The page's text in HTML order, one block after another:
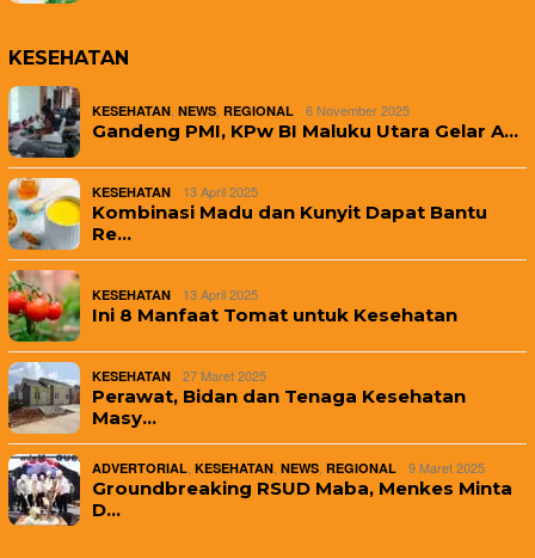
KESEHATAN
KESEHATAN NEWS REGIONAL 6 November 2025
Gandeng PMI, KPw BI Maluku Utara Gelar A…
KESEHATAN 13 April 2025
Kombinasi Madu dan Kunyit Dapat Bantu
Re…
KESEHATAN 13 April 2025
Ini 8 Manfaat Tomat untuk Kesehatan
KESEHATAN 27 Maret 2025
Perawat, Bidan dan Tenaga Kesehatan
Masy…
ADVERTORIAL KESEHATAN NEWS REGIONAL 9 Maret 2025
Groundbreaking RSUD Maba, Menkes Minta
D…